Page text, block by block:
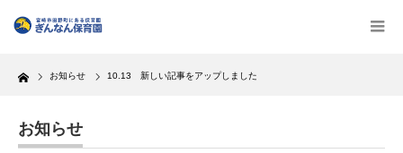
Home お知らせ 10.13 新しい記事をアップしました
お知らせ